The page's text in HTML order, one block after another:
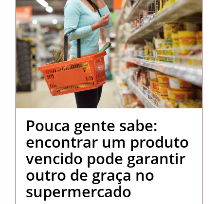
Pouca gente sabe:
encontrar um produto
vencido pode garantir
outro de graça no
supermercado